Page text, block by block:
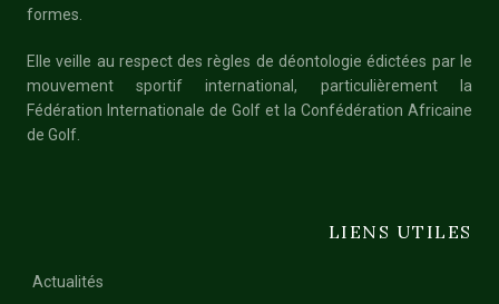
formes.
Elle veille au respect des règles de déontologie édictées par le
mouvement sportif international, particulièrement la
Fédération Internationale de Golf et la Confédération Africaine
de Golf.
LIENS UTILES
Actualités